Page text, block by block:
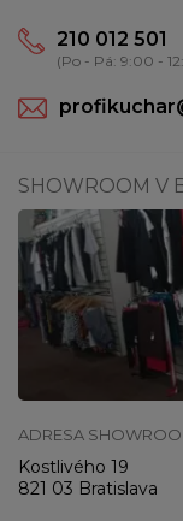
210 012 501
(Po - Pá: 9:00 -
SHOWROOM V
ADRESA
Kostlivého 19
821 03 Bratislava